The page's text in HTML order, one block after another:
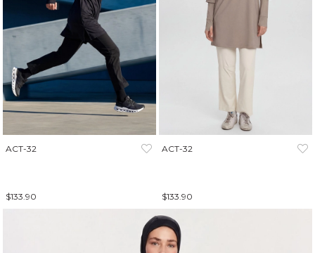
ACT-32
$133.90
ACT-32
$133.90